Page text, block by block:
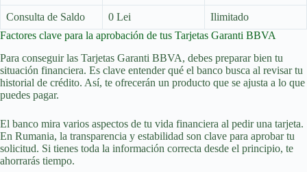
Consulta de Saldo 0 Lei
Ilimitado
Factores clave para la aprobación de tus Tarjetas Garanti BBVA
Para conseguir las Tarjetas Garanti BBVA, debes preparar bien tu
situación financiera. Es clave entender qué el banco busca al revisar tu
historial de crédito. Así, te ofrecerán un producto que se ajusta a lo que
puedes pagar.
El banco mira varios aspectos de tu vida financiera al pedir una tarjeta.
En Rumania, la transparencia y estabilidad son clave para aprobar tu
solicitud. Si tienes toda la información correcta desde el principio, te
ahorrarás tiempo.